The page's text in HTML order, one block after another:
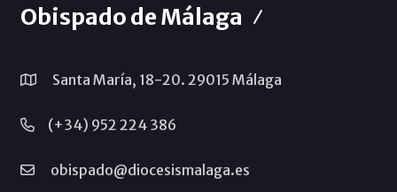
Obispado de Málaga
Santa María, 18-20. 29015 Málaga
(+34) 952 224 386
obispado@diocesismalaga.es